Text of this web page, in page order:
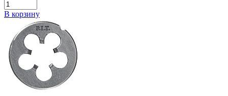
В корзину